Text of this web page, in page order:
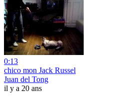
0:13
chico mon Jack Russel
Juan del Tong
il y a 20 ans